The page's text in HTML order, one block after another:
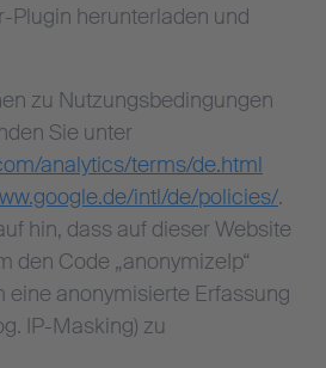
Plugin herunterladen und
zu Nutzungsbedingungen
Sie unter
analytics/terms/de.html
intl/de/policies/.
hin, dass auf dieser Website
den Code „anonymizeIp“
eine anonymisierte Erfassung
IP-Masking) zu